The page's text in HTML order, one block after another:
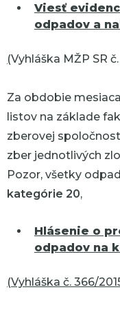
Viesť
odpadov a
(Vyhláška MŽP SR
Za obdobie
listov na základe
zberovej
zber jednotlivých
Pozor, všetky
kategórie 20,
Hlásenie o
odpadov na
(Vyhláška č. 366/2015